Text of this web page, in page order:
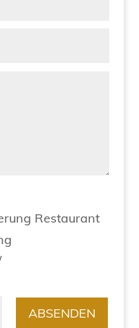
Restaurant
ABSENDEN